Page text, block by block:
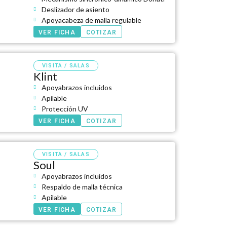
Deslizador de asiento
Apoyacabeza de malla regulable
VER FICHA COTIZAR
VISITA / SALAS
Klint
Apoyabrazos incluidos
Apilable
Protección UV
VER FICHA COTIZAR
VISITA / SALAS
Soul
Apoyabrazos incluidos
Respaldo de malla técnica
Apilable
VER FICHA COTIZAR